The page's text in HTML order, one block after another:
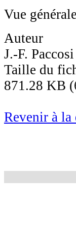
Vue
Auteur
J.-F. Paccosi
Taille du
871.28 KB
Revenir à la